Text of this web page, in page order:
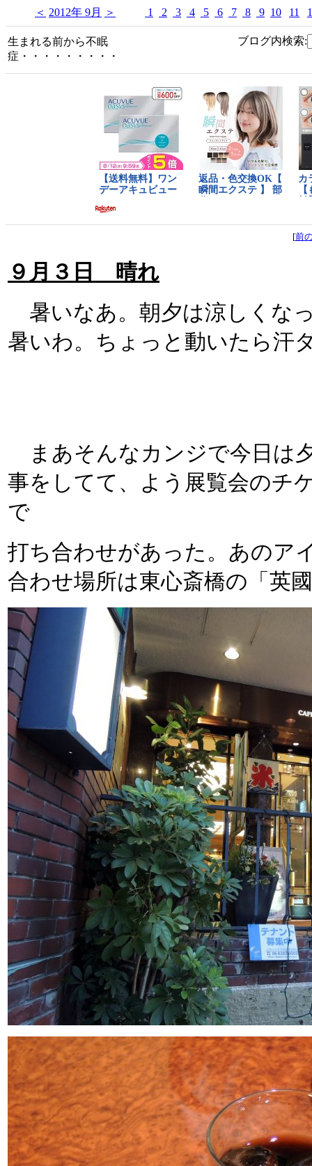
＜ 2012年 9月 ＞ 1 2 3 4 5 6 7 8 9 10 11
生まれる前から不眠
症・・・・・・・・・
ブログ内検索:
[前
９月３日 晴れ
暑いなあ。朝夕は涼しくな
暑いわ。ちょっと動いたら汗
まあそんなカンジで今日は
事をしてて、よう展覧会のチ
で
打ち合わせがあった。あのア
合わせ場所は東心斎橋の「